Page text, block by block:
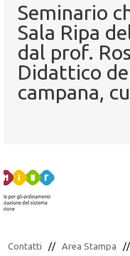
Seminario
Sala Ripa
dal prof.
Didattico
campana,
Contatti // Area Stampa